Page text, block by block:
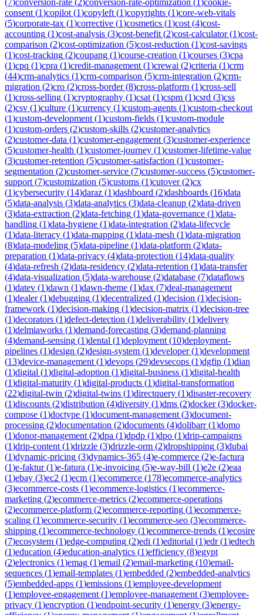
consent (1)copilot (1)copyleft (1)copyrights (1)core-web-vitals
(5)corporate-tax (1)corrective (1)cosmetics (1)cost (4)cost-
accounting (1)cost-analysis (3)cost-benefit (2)cost-calculator(1)cost-
comparison (2)cost-optimization (5)cost-reduction (1)cost-savings
(1)cost-tracking (2)coupang (1)course-creation (1)courses (3)cpa
(1)cpq (1)cpra (1)credit-management (1)crewai (2)criteria (1)crm
(44)crm-analytics (1)crm-comparison (5)crm-integration (2)crm-
migration (2)cro (2)cross-border(8)cross-platform (1)cross-sell
(1)cross-selling (1)cryptography (1)csat (1)cspm (1)csrd (3)css
(2)csv (1)culture (1)currency (1)custom-agents (1)custom-checkout
(1)custom-development (1)custom-fields (1)custom-module
(1)custom-orders (2)custom-skills (2)customer-analytics
(2)customer-data (1)customer-engagement (3)customer-experience
(5)customer-health (1)customer-journey (1)customer-lifetime-value
(3)customer-retention (5)customer-satisfaction (1)customer-
segmentation (2)customer-service (7)customer-success (5)customer-
support (7)customization (5)customs (1)cutover(2)cx
(1)cybersecurity (14)daraz (1)dashboard (2)dashboards (16)data
(5)data-analysis (3)data-analytics (3)data-cleanup (2)data-driven
(3)data-extraction (2)data-fetching (1)data-governance (1)data-
handling (1)data-hygiene (1)data-integration (2)data-lifecycle
(1)data-literacy (1)data-mapping (1)data-mesh (1)data-migration
(8)data-modeling (5)data-pipeline (1)data-platform (2)data-
preparation (1)data-privacy (4)data-protection (14)data-quality
(4)data-refresh (2)data-residency (2)data-retention (1)data-transfer
(4)data-visualization (5)data-warehouse (2)database (7)dataflows
(1)datev (1)dawn (1)dawn-theme (1)dax (7)deal-management
(1)dealer(1)debugging (1)decentralized (1)decision (1)decision-
framework (1)decision-making (1)decision-matrix (1)decision-tree
(1)decorators (1)defect-detection (1)deliverability (1)delivery
(1)delmiaworks (1)demand-forecasting (3)demand-planning
(4)demand-sensing (1)dental (1)deployment (10)deployment-
pipelines (1)design (2)design-system (1)developer(1)development
(13)device-management (1)devops (29)devsecops (1)dgfip (1)dian
(1)digital (1)digital-adoption (1)digital-business (1)digital-health
(1)digital-maturity (1)digital-products (1)digital-transformation
(22)digital-twin (2)digital-twins (1)directquery (1)disaster-recovery
(1)discounts (2)distribution (4)diversity (1)dms (2)docker(3)docker-
compose (1)doctype (1)document-management (3)document-
processing (2)documentation (2)documents (4)dolibarr(1)domo
(1)donor-management (2)dpa (1)dpdp (1)dpo (1)drip-campaigns
(1)drip-content (1)drizzle (3)drizzle-orm (2)dropshipping (3)dubai
(1)dynamic-pricing (3)dynamics-365 (4)e-commerce (2)e-factura
(1)e-faktur(1)e-fatura (1)e-invoicing (5)e-way-bill (1)e2e (2)eaa
(1)ebay (3)ec2 (1)ecm (1)ecommerce (178)ecommerce-analytics
(3)ecommerce-costs (1)ecommerce-logistics (1)ecommerce-
marketing (2)ecommerce-metrics (2)ecommerce-operations
(2)ecommerce-platform (2)ecommerce-reporting (1)ecommerce-
scaling (1)ecommerce-security (1)ecommerce-seo (3)ecommerce-
shipping (1)ecommerce-technology (1)ecommerce-trends (1)ecosire
(7)ecosystem (1)edge-computing (2)edi (1)editorial (1)edr(1)edtech
(1)education (4)education-analytics (1)efficiency (8)egypt
(2)electronics (1)emag (1)email (2)email-marketing (10)email-
sequences (1)email-templates (1)embedded (2)embedded-analytics
(5)embedded-apps (1)emissions (1)employee-development
(1)employee-engagement (1)employee-management (3)employee-
privacy (1)encryption (1)endpoint-security (1)energy (3)energy-